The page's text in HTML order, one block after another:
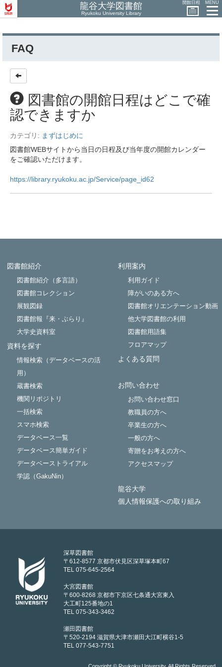
龍谷大学図書館
Ryukoku University Library
開館日程 MENU
FAQ
図書館の開館日程はどこで確
認できますか
カテゴリ: まずはじめに
図書館WEBサイトから当日の日程及び当年度の開館カレンダー
をご確認いただけます。
https://library.ryukoku.ac.jp/Service/page_id62
図書館紹介
図書館紹介（多言語）
図書館コレクション
展観図録
図書館報『来・ぶらり』
大学史資料室
資料を探す
情報検索（データベースの活
用）
蔵書検索
機関リポジトリ
一括検索
スマホ検索
データベース一覧
データベース簡単ガイド
データベーストライアル
学認（GakuNin）
利用案内
利用ガイド
障がいのある方へ
図書館オリエンテーション動画
他大学図書館の利用
図書館用語集
フロアマップ
よくある質問
お問い合わせ
お問い合わせ窓口
教職員の方へ
卒業生の方へ
一般の方へ
寄贈をお考えの方へ
アクセスマップ
龍谷大学
個人情報保護への取り組み
深草図書館
〒612-8577 京都市伏見区深草塚本町67
TEL 075-645-2564
大宮図書館
〒600-8268 京都市下京区七条通大宮東入
大工町125番地の1
TEL 075-343-3462
瀬田図書館
〒520-2194 滋賀県大津市瀬田大江町横谷1-5
TEL 077-543-7751
Powered by NetCommons